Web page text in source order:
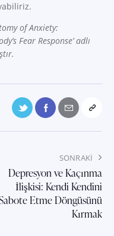
of Anxiety:
Fear Response’ adlı
SONRAKI
Depresyon ve Kaçınma
İlişkisi: Kendi Kendini
Etme Döngüsünü
Kırmak